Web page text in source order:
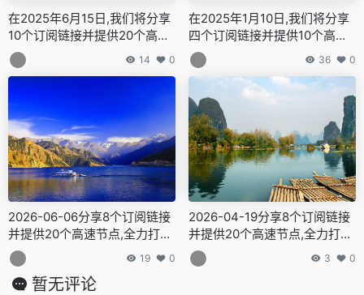
在2025年6月15日,我们将分享
10个订阅链接并提供20个高速
节点,全力打造免费的网络穿越
门户,v2ray,clash机场,科学上
网翻墙白嫖节点,免费梯子,白嫖
梯子,免费代理,永久免费代理
14 0
在2025年1月10日,我们将分享
四个订阅链接并提供10个高速
节点,全力打造免费的网络穿越
门户,v2ray,clash机场,科学上
网翻墙白嫖节点,免费梯子,白嫖
梯子,免费代理,永久免费代理
36 0
2026-06-06分享8个订阅链接
并提供20个高速节点,全力打造
免费的网络穿越门户,v2ray,cla
sh机场,科学上网翻墙白嫖节点,
免费梯子,白嫖梯子,免费代理,
19 0
2026-04-19分享8个订阅链接
并提供20个高速节点,全力打造
免费的网络穿越门户,v2ray,cla
sh机场,科学上网翻墙白嫖节点,
3 0
暂无评论